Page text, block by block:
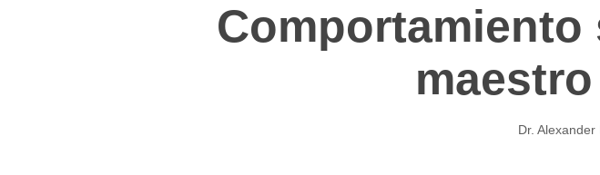
Comportamiento
Dr. Alexander